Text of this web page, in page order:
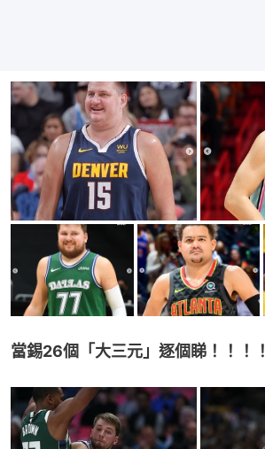
當錫26個「大三元」逐個睇！！！！